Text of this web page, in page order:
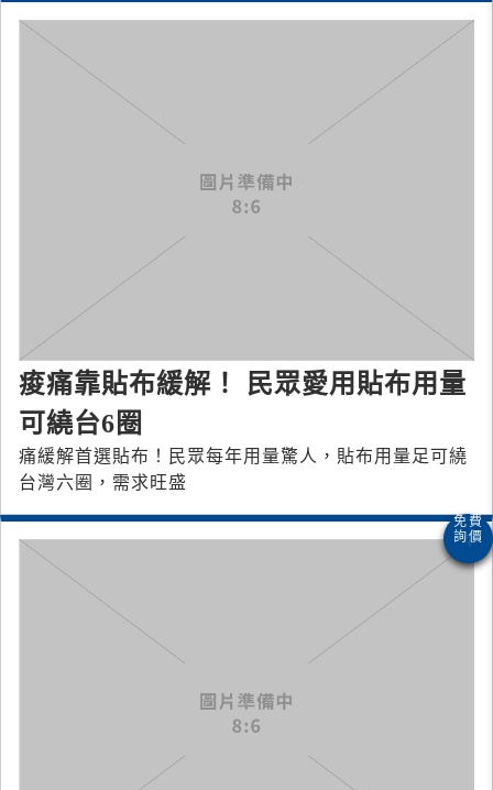
痠痛靠貼布緩解！ 民眾愛用貼布用量
可繞台6圈
痛緩解首選貼布！民眾每年用量驚人，貼布用量足可繞
台灣六圈，需求旺盛